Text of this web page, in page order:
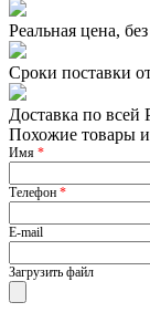
Реальная цена,
Сроки поставки
Доставка по всей
Похожие товары
Имя *
Телефон *
E-mail
Загрузить файл